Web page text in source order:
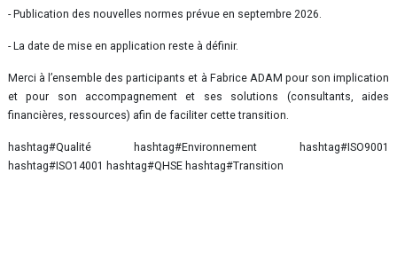
- Publication des nouvelles normes prévue en septembre 2026.
- La date de mise en application reste à définir.
Merci à l’ensemble des participants et à Fabrice ADAM pour son implication
et pour son accompagnement et ses solutions (consultants, aides
financières, ressources) afin de faciliter cette transition.
hashtag#Qualité hashtag#Environnement hashtag#ISO9001
hashtag#ISO14001 hashtag#QHSE hashtag#Transition